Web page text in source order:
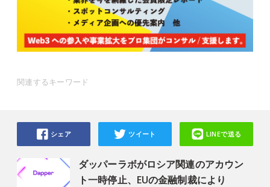
関連するキーワード
ダッパーラボがロシア関連のアカウン
ト一時停止、EUの金融制裁により
シェア ツイート LINEで送る